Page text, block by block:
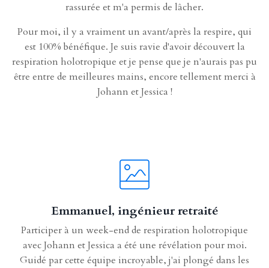
rassurée et m'a permis de lâcher.
Pour moi, il y a vraiment un avant/après la respire, qui
est 100% bénéfique. Je suis ravie d'avoir découvert la
respiration holotropique et je pense que je n'aurais pas pu
être entre de meilleures mains, encore tellement merci à
Johann et Jessica !
Emmanuel, ingénieur retraité
Participer à un week-end de respiration holotropique
avec Johann et Jessica a été une révélation pour moi.
Guidé par cette équipe incroyable, j'ai plongé dans les